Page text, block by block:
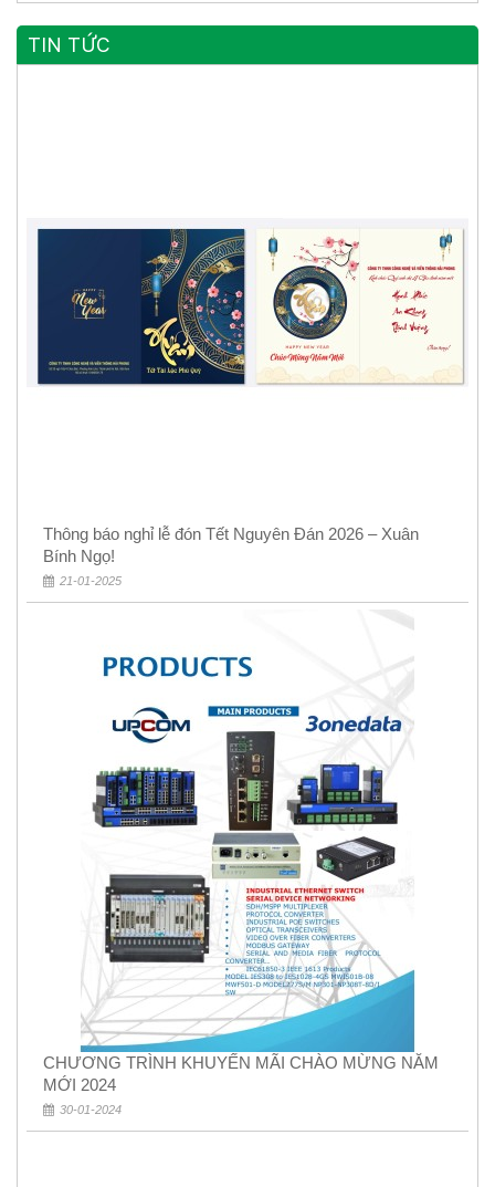
TIN TỨC
Thông báo nghỉ lễ đón Tết Nguyên Đán 2026 – Xuân
Bính Ngọ!
21-01-2025
CHƯƠNG TRÌNH KHUYẾN MÃI CHÀO MỪNG NĂM
MỚI 2024
30-01-2024